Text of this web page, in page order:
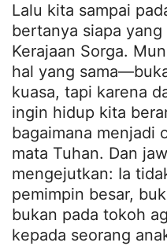
Lalu kita sampai
bertanya siapa
Kerajaan Sorga.
hal yang
kuasa, tapi karena
ingin hidup kita
bagaimana menjadi
mata Tuhan. Dan
mengejutkan: Ia
pemimpin besar,
bukan pada tokoh
kepada seorang